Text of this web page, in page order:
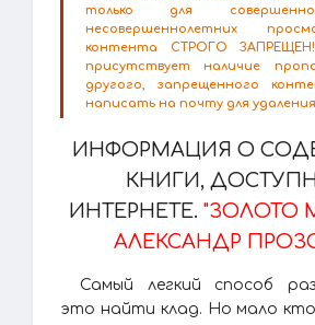
только для
несовершеннолетних
контента СТРОГО
присутствует наличие
другого, запрещенного
написать на почту для
ИНФОРМАЦИЯ О
КНИГИ,
ИНТЕРНЕТЕ. "ЗОЛОТО
АЛЕКСАНДР
Самый легкий способ
это найти клад. Но мало